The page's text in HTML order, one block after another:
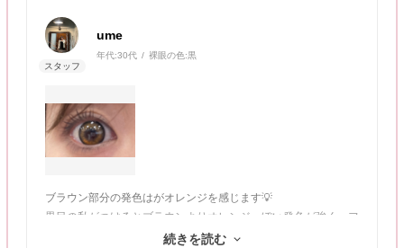
ume
年代:30代 裸眼の色:黒
ブラウン部分の発色はがオレンジを感じます💡
黒目の私がつけるとブラウンよりオレンジっぽい発色が強く、フ
チは太目なのでカラー着色の境目がくっきりです！
続きを読む